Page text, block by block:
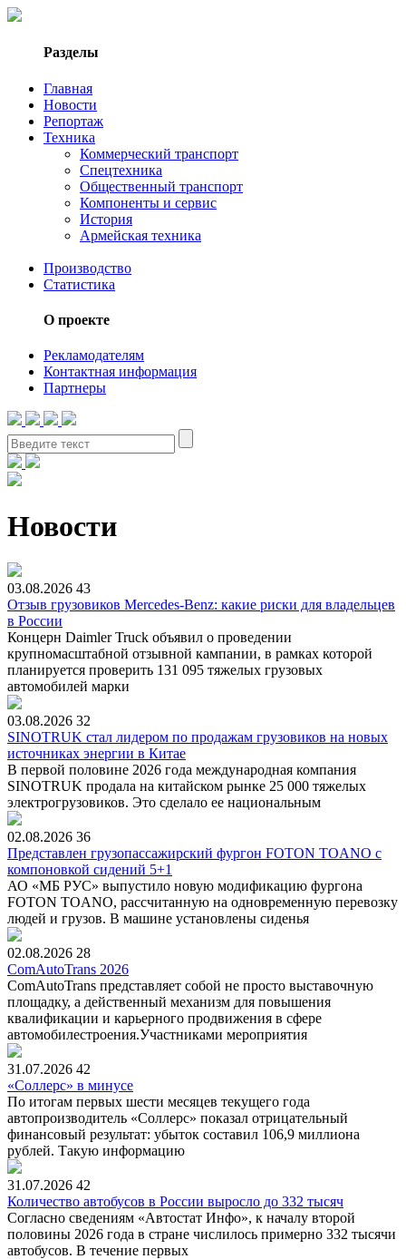
Разделы
Главная
Новости
Репортаж
Техника
Коммерческий транспорт
Спецтехника
Общественный транспорт
Компоненты и сервис
История
Армейская техника
Производство
Статистика
О проекте
Рекламодателям
Контактная информация
Партнеры
Новости
03.08.2026 43
Отзыв грузовиков Mercedes-Benz: какие риски для владельцев
в России
Концерн Daimler Truck объявил о проведении
крупномасштабной отзывной кампании, в рамках которой
планируется проверить 131 095 тяжелых грузовых
автомобилей марки
03.08.2026 32
SINOTRUK стал лидером по продажам грузовиков на новых
источниках энергии в Китае
В первой половине 2026 года международная компания
SINOTRUK продала на китайском рынке 25 000 тяжелых
электрогрузовиков. Это сделало ее национальным
02.08.2026 36
Представлен грузопассажирский фургон FOTON TOANO с
компоновкой сидений 5+1
АО «МБ РУС» выпустило новую модификацию фургона
FOTON TOANO, рассчитанную на одновременную перевозку
людей и грузов. В машине установлены сиденья
02.08.2026 28
ComAutoTrans 2026
ComAutoTrans представляет собой не просто выставочную
площадку, а действенный механизм для повышения
квалификации и карьерного продвижения в сфере
автомобилестроения.Участниками мероприятия
31.07.2026 42
«Соллерс» в минусе
По итогам первых шести месяцев текущего года
автопроизводитель «Соллерс» показал отрицательный
финансовый результат: убыток составил 106,9 миллиона
рублей. Такую информацию
31.07.2026 42
Количество автобусов в России выросло до 332 тысяч
Согласно сведениям «Автостат Инфо», к началу второй
половины 2026 года в стране числилось примерно 332 тысячи
автобусов. В течение первых